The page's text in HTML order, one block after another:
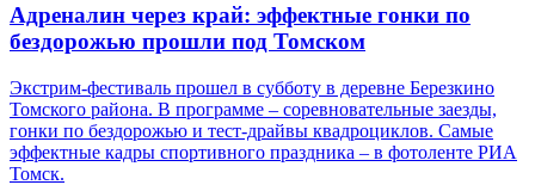
Адреналин через край: эффектные гонки по
бездорожью прошли под Томском
Экстрим-фестиваль прошел в субботу в деревне Березкино
Томского района. В программе – соревновательные заезды,
гонки по бездорожью и тест-драйвы квадроциклов. Самые
эффектные кадры спортивного праздника – в фотоленте РИА
Томск.